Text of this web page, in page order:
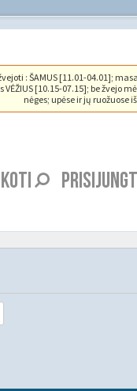
: ŠAMUS [11.01-04.01];
VĖŽIUS [10.15-07.15]; be žvejo
nėges; upėse ir jų ruožuose